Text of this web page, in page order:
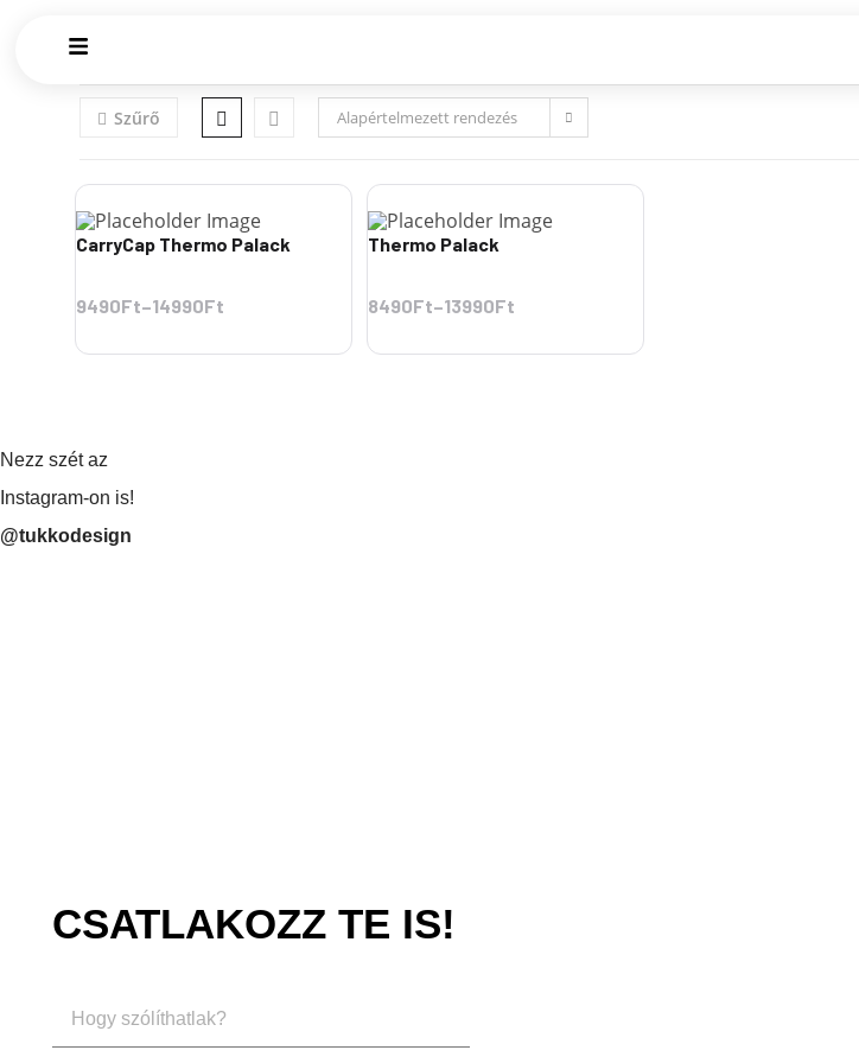
Szűrő Alapértelmezett rendezés
CarryCap Thermo Palack
9490Ft–14990Ft
Thermo Palack
8490Ft–13990Ft
Nezz szét az
Instagram-on is!
@tukkodesign
CSATLAKOZZ TE IS!